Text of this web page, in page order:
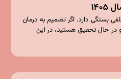
بستگی دارد. اگر تصمیم به درمان
در حال تحقیق هستید، در این